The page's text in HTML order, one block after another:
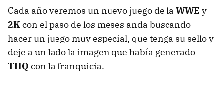
Cada año veremos un nuevo juego de la WWE y
2Kcon el paso de los meses anda buscando
hacer un juego muy especial, que tenga su sello y
deje a un lado la imagen que había generado
THQ con la franquicia.